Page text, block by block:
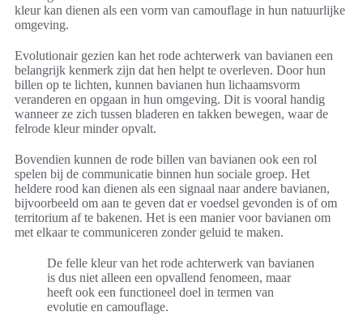
kleur kan dienen als een vorm van camouflage in hun natuurlijke
omgeving.
Evolutionair gezien kan het rode achterwerk van bavianen een
belangrijk kenmerk zijn dat hen helpt te overleven. Door hun
billen op te lichten, kunnen bavianen hun lichaamsvorm
veranderen en opgaan in hun omgeving. Dit is vooral handig
wanneer ze zich tussen bladeren en takken bewegen, waar de
felrode kleur minder opvalt.
Bovendien kunnen de rode billen van bavianen ook een rol
spelen bij de communicatie binnen hun sociale groep. Het
heldere rood kan dienen als een signaal naar andere bavianen,
bijvoorbeeld om aan te geven dat er voedsel gevonden is of om
territorium af te bakenen. Het is een manier voor bavianen om
met elkaar te communiceren zonder geluid te maken.
De felle kleur van het rode achterwerk van bavianen
is dus niet alleen een opvallend fenomeen, maar
heeft ook een functioneel doel in termen van
evolutie en camouflage.